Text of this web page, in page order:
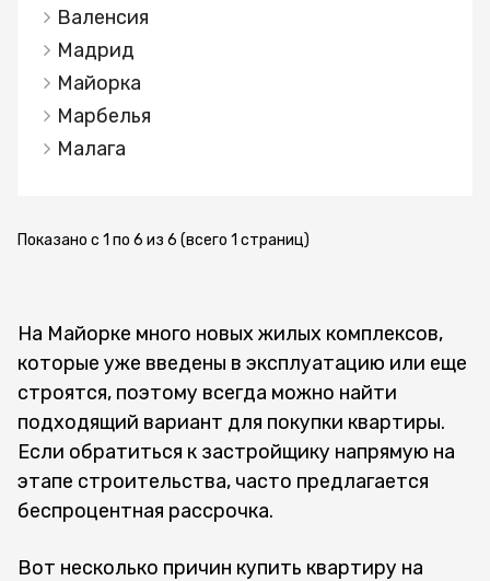
развлечений на фоне потрясающего
меноркского побережья.
кондиционеры, электрические полы с
подогревом в ванных комнатах, жалюзи с
электроприводом и многое другое. Во всех
домах предусмотрено парковочное место и
кладовая.
Валенсия
Мадрид
Майорка
Марбелья
Малага
Показано с 1 по 6 из 6 (всего 1 страниц)
На Майорке много новых жилых комплексов,
которые уже введены в эксплуатацию или еще
строятся, поэтому всегда можно найти
подходящий вариант для покупки квартиры.
Если обратиться к застройщику напрямую на
этапе строительства, часто предлагается
беспроцентная рассрочка.
Вот несколько причин купить квартиру на